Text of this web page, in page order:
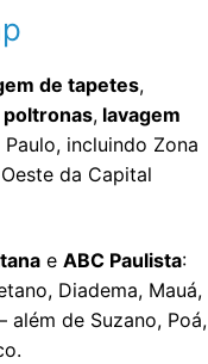
de tapetes,
poltronas, lavagem
incluindo Zona
da Capital
e ABC Paulista:
Diadema, Mauá,
além de Suzano, Poá,